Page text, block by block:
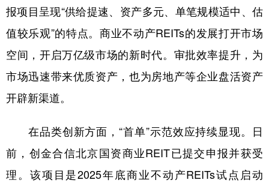
English
报项目呈现“供给提速、资产多元、单笔规模适中、估
值较乐观”的特点。商业不动产REITs的发展打开市场
空间，开启万亿级市场的新时代。审批效率提升，为
市场迅速带来优质资产，也为房地产等企业盘活资产
开辟新渠道。
在品类创新方面，“首单”示范效应持续显现。日
前，创金合信北京国资商业REIT已提交申报并获受
理。该项目是2025年底商业不动产REITs试点启动